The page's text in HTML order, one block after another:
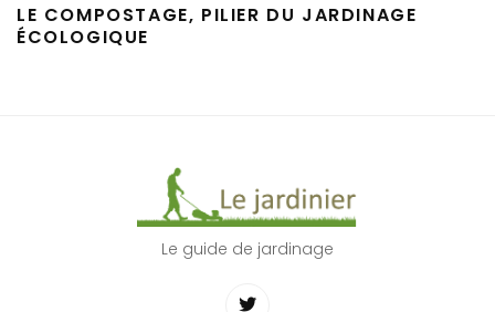
LE COMPOSTAGE, PILIER DU JARDINAGE
ÉCOLOGIQUE
Le guide de jardinage